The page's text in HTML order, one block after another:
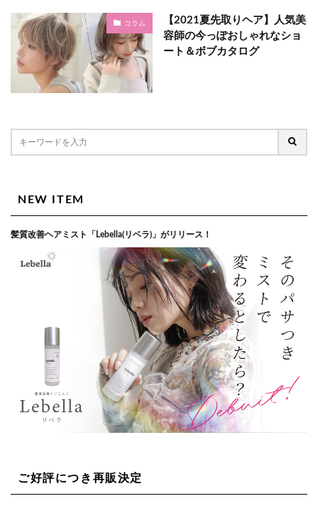
コラム
【2021夏先取りヘア】人気美
容師の今っぽおしゃれなショ
ート＆ボブカタログ
NEW ITEM
髪質改善ヘアミスト「Lebella(リベラ)」がリリース！
ご好評につき再販決定